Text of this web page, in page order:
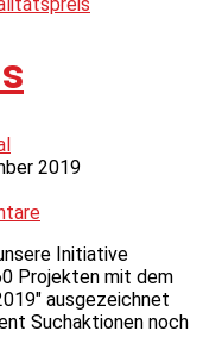
2019
Initiative
Projekten mit dem
ausgezeichnet
Suchaktionen noch